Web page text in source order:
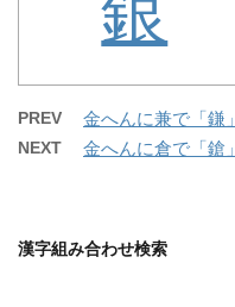
PREV 金へんに兼で「鎌」
NEXT 金へんに倉で「鎗」
漢字組み合わせ検索